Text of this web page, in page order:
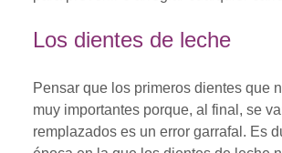
Los dientes de leche
Pensar que los primeros dientes que
muy importantes porque, al final, se
remplazados es un error garrafal. Es